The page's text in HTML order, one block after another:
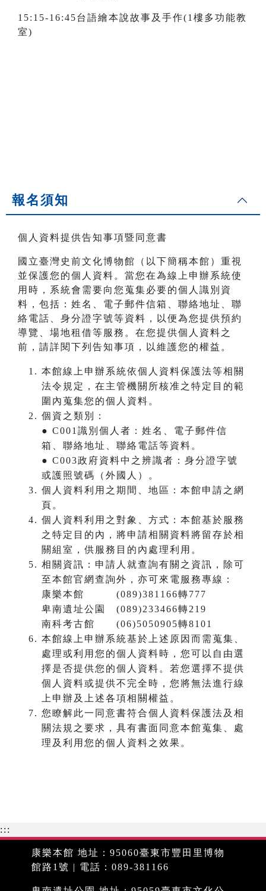
15:15-16:45台語繪本說故事及手作(1樓多功能教
室)
報名須知
個人資料提供告知事項暨同意書
國立臺灣史前文化博物館（以下簡稱本館）重視
並保護您的個人資料。當您在為線上申辦系統使
用時，系統會需要向您蒐集必要的個人識別資
料，包括：姓名、電子郵件信箱、聯絡地址、聯
絡電話、身分證字號等資料，以便為您提供預約
導覽、場地租借等服務。在您提供個人資料之
前，請詳閱下列告知事項，以維護您的權益。
本館線上申辦系統依個人資料保護法等相關
法令規定，在主管機關所核准之特定目的範
圍內蒐集您的個人資料。
個資之類別：
● C001識別個人者：姓名、電子郵件信
箱、聯絡地址、聯絡電話等資料。
● C003政府資料中之辨識者：身分證字號
或護照號碼（外國人）。
個人資料利用之期間、地區：本館申請之網
頁。
個人資料利用之對象、方式：本館基於服務
之特定目的內，將申請相關資料將留存於相
關組室，供服務目的內處理利用。
相關資訊：申請人就查詢有關之資訊，除可
至本館官網查詢外，亦可來電服務專線：
康樂本館 (089)381166轉777
卑南遺址公園 (089)233466轉219
南科考古館 (06)5050905轉8101
本館線上申辦系統基於上述原因而需蒐集、
處理或利用您的個人資料時，您可以自由選
擇是否提供您的個人資料。若您選擇不提供
個人資料或提供不完全時，您將無法進行線
上申辦及上述各項相關權益。
您瞭解此一同意書符合個人資料保護法及相
關法規之要求，具有書面同意本館蒐集、處
理及利用您的個人資料之效果。
:::
康樂本館 地址：95060臺東市豐田里博物
館路1號 | 電話：089-381166